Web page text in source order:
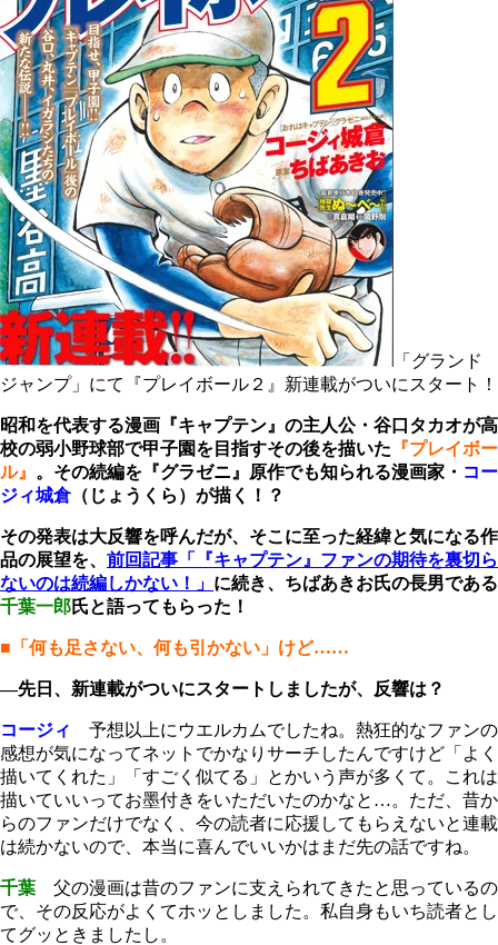
「グランド
ジャンプ」にて『プレイボール２』新連載がついにスタート！
昭和を代表する漫画『キャプテン』の主人公・谷口タカオが高
校の弱小野球部で甲子園を目指すその後を描いた 『プレイボー
ル』 。その続編を『グラゼニ』原作でも知られる漫画家・ コー
ジィ城倉（じょうくら）が描く！？
その発表は大反響を呼んだが、そこに至った経緯と気になる作
品の展望を、 前回記事「『キャプテン』ファンの期待を裏切ら
ないのは続編しかない！」 に続き、ちばあきお氏の長男である
千葉一郎氏と語ってもらった！
■「何も足さない、何も引かない」けど……
―先日、新連載がついにスタートしましたが、反響は？
コージィ
予想以上にウエルカムでしたね。熱狂的なファンの
感想が気になってネットでかなりサーチしたんですけど「よく
描いてくれた」「すごく似てる」とかいう声が多くて。これは
描いていいってお墨付きをいただいたのかなと…。ただ、昔か
らのファンだけでなく、今の読者に応援してもらえないと連載
は続かないので、本当に喜んでいいかはまだ先の話ですね。
千葉 父の漫画は昔のファンに支えられてきたと思っているの
で、その反応がよくてホッとしました。私自身もいち読者とし
てグッときましたし。